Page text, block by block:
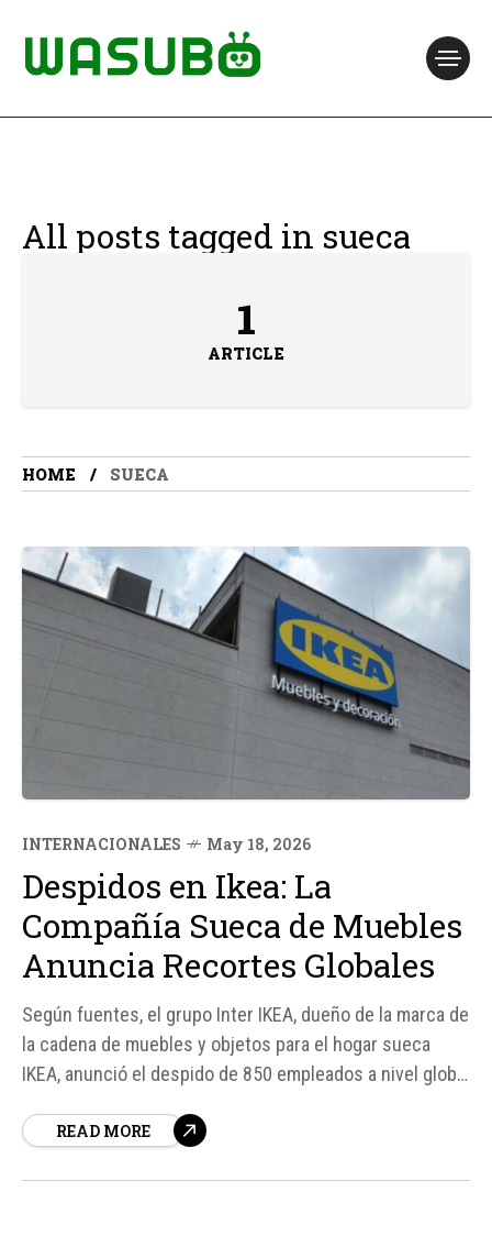
All posts tagged in sueca
1
ARTICLE
HOME SUECA
INTERNACIONALES May 18, 2026
Despidos en Ikea: La
Compañía Sueca de Muebles
Anuncia Recortes Globales
Según fuentes, el grupo Inter IKEA, dueño de la marca de
la cadena de muebles y objetos para el hogar sueca
IKEA, anunció el despido de 850 empleados a nivel global
Esto se debe a que la empresa se ha vuelto "demasiado
READ MORE